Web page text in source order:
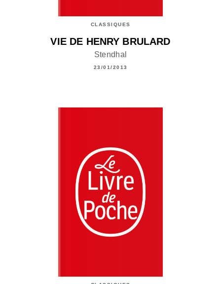
CLASSIQUES
VIE DE HENRY BRULARD
Stendhal
23/01/2013